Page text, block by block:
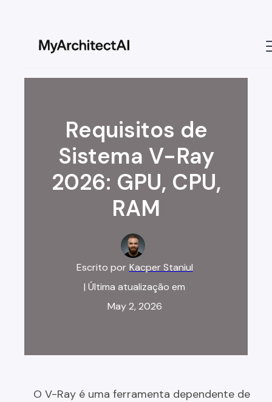
Requisitos de
Sistema V-Ray
2026: GPU, CPU,
RAM
Escrito por Kacper Staniul
| Última atualização em
May 2, 2026
O V-Ray é uma ferramenta dependente de